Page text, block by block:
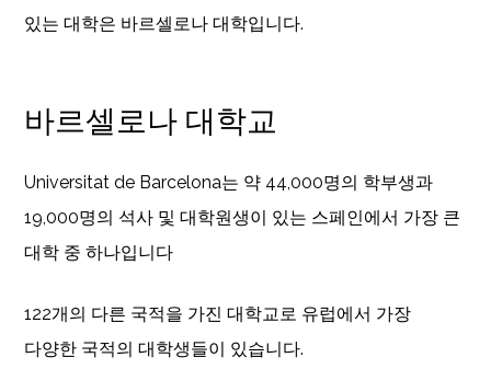
있는 대학은 바르셀로나 대학입니다.
바르셀로나 대학교
Universitat de Barcelona는 약 44,000명의 학부생과
19,000명의 석사 및 대학원생이 있는 스페인에서 가장 큰
대학 중 하나입니다
122개의 다른 국적을 가진 대학교로 유럽에서 가장
다양한 국적의 대학생들이 있습니다.